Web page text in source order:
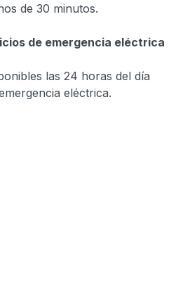
de 30 minutos.
de emergencia eléctrica
las 24 horas del día
eléctrica.